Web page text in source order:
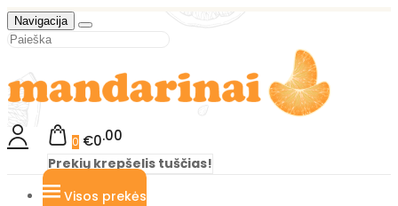
Navigacija
0 €0 00
Prekių krepšelis tuščias!
Visos prekės